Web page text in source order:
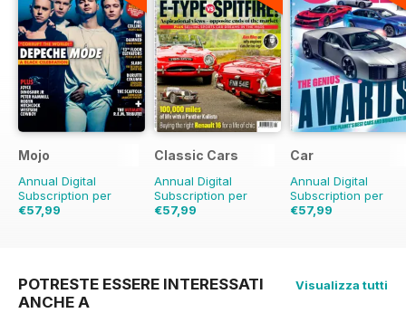
Mojo
Annual Digital
Subscription per
€57,99
Classic Cars
Annual Digital
Subscription per
€57,99
Car
Annual Digital
Subscription per
€57,99
POTRESTE ESSERE INTERESSATI
ANCHE A
Visualizza tutti